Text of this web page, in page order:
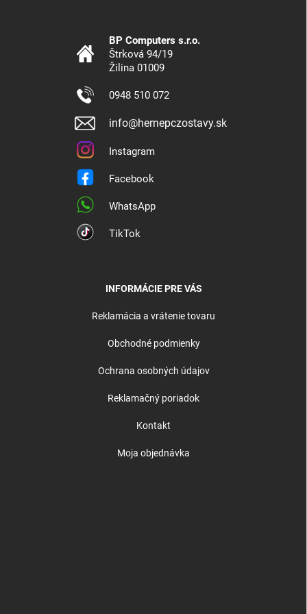
BP Computers s.r.o.
Štrková 94/19
Žilina 01009
0948 510 072
info@hernepczostavy.sk
Instagram
Facebook
WhatsApp
TikTok
INFORMÁCIE PRE VÁS
Reklamácia a vrátenie tovaru
Obchodné podmienky
Ochrana osobných údajov
Reklamačný poriadok
Kontakt
Moja objednávka